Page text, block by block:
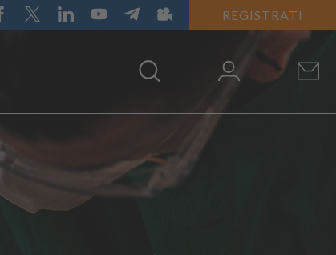
REGISTRATI